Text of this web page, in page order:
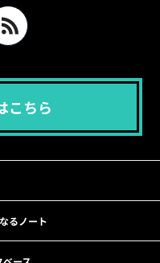
こちら
るノート